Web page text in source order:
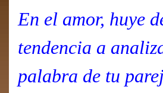
En el amor, huye
tendencia a
palabra de tu